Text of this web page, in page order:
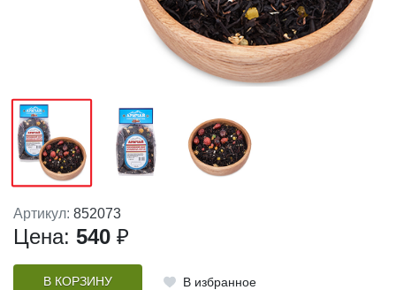
Артикул: 852073
Цена: 540 ₽
В КОРЗИНУ В избранное